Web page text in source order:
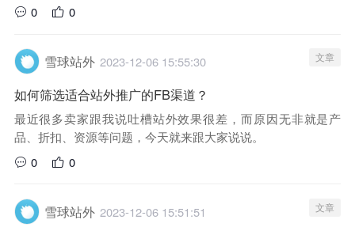
0
0
雪球站外 2023-12-06 15:55:30 文章
如何筛选适合站外推广的FB渠道？
最近很多卖家跟我说吐槽站外效果很差，而原因无非就是产
品、折扣、资源等问题，今天就来跟大家说说。
0
0
雪球站外 2023-12-06 15:51:51 文章